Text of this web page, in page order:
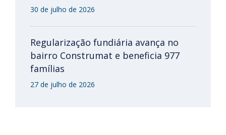
30 de julho de 2026
Regularização fundiária avança no
bairro Construmat e beneficia 977
famílias
27 de julho de 2026